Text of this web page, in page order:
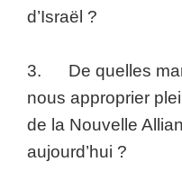
d’Israël ?
3. De quelles
nous approprier
de la Nouvelle
aujourd’hui ?